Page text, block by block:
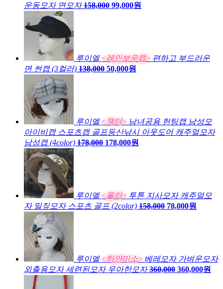
운동모자 면모자158,000 99,000원
루이엘 <레인보우캡> 편하고 부드러운
면 썬캡 (3컬러) 138,000 50,000원
루이엘 <잭터> 남녀공용 헌팅캡 남성모
아이비캡 스포츠캡 골프등산낚시 아웃도어 캐주얼모자
남성캡 (4color) 178,000 178,000원
루이엘 <올라> 투톤 지사모자 캐주얼모
자 밀짚모자 스포츠 골프 (2color) 158,000 78,000원
루이엘 <하얀미소> 베레모자 가벼운모자
외출용모자 세련된모자 우아한모자 360,000 360,000원